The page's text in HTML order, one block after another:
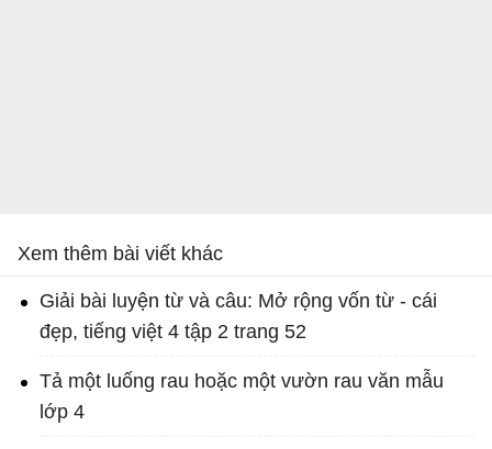
Xem thêm bài viết khác
Giải bài luyện từ và câu: Mở rộng vốn từ - cái
đẹp, tiếng việt 4 tập 2 trang 52
Tả một luống rau hoặc một vườn rau văn mẫu
lớp 4